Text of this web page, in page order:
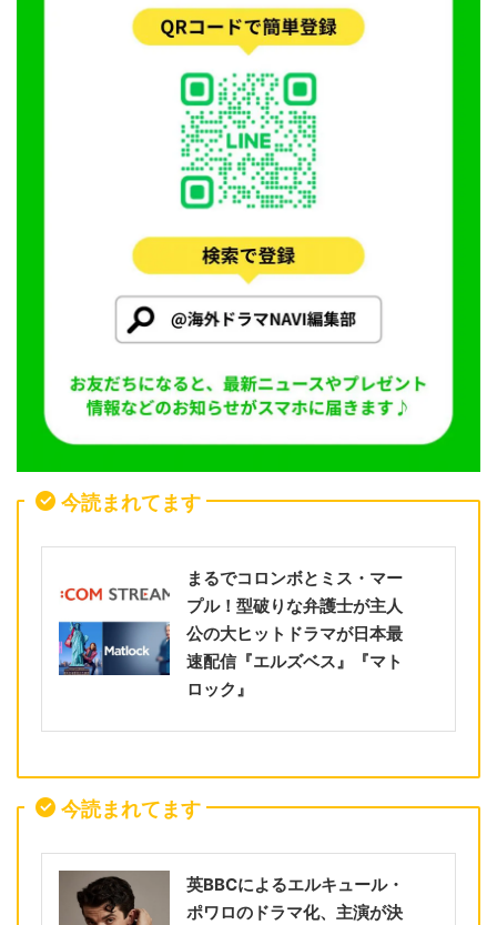
今読まれてます
まるでコロンボとミス・マー
プル！型破りな弁護士が主人
公の大ヒットドラマが日本最
速配信『エルズベス』『マト
ロック』
今読まれてます
英BBCによるエルキュール・
ポワロのドラマ化、主演が決